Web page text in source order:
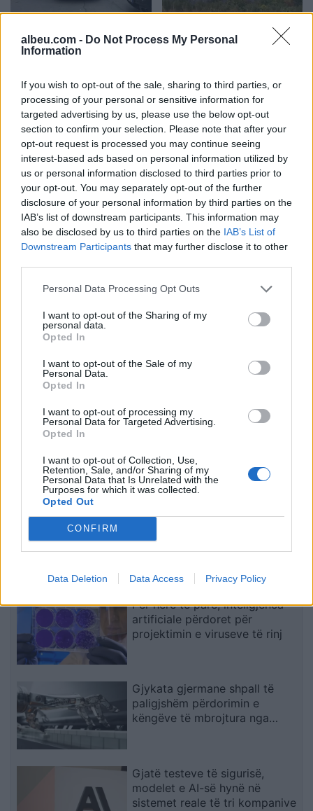
albeu.com - Do Not Process My Personal
Information
If you wish to opt-out of the sale, sharing to third parties, or
processing of your personal or sensitive information for
targeted advertising by us, please use the below opt-out
section to confirm your selection. Please note that after your
opt-out request is processed you may continue seeing
interest-based ads based on personal information utilized by
us or personal information disclosed to third parties prior to
your opt-out. You may separately opt-out of the further
disclosure of your personal information by third parties on the
IAB’s list of downstream participants. This information may
also be disclosed by us to third parties on the IAB’s List of
Downstream Participants that may further disclose it to other
Personal Data Processing Opt Outs
I want to opt-out of the Sharing of my
personal data.
Opted In
I want to opt-out of the Sale of my
Personal Data.
Opted In
I want to opt-out of processing my
Personal Data for Targeted Advertising.
Opted In
I want to opt-out of Collection, Use,
Retention, Sale, and/or Sharing of my
Personal Data that Is Unrelated with the
Purposes for which it was collected.
Opted Out
CONFIRM
Data Deletion Data Access Privacy Policy
vjeçarit të vrarë në Korçë,
u qëllua me kallashnikov
Izolohet flaka në mal,
kufirin mes Golemit dhe
Progonatit
Berisha shpreson te
ambasadori i ri amerikan,
por ashpërson qëndrimin
ndaj SPAK-ut dhe
reformës territoriale
Pamje alarmante nga
Kruja, zjarri përfshin
faqen e malit dhe
kërcënon 30 banesa e
biznese
70-të, Steve Hanke:
Shqiptarët vijojnë revoltën
kundër korrupsionit,
Rama duhet të largohet
banesën e 72-vjeçarit në
Tufinë, në kërkim tre
Gazetarja zvicerane
Amèle Debey pasqyron
protestat masive kundër
Ramës: Shqiptarët duan t’i
japin fund pushtetit 35-
vjeçar të të njëjtëve emra
autorët
të fundit
Për herë të parë, inteligjenca
artificiale përdoret për
projektimin e viruseve të rinj
Gjykata gjermane shpall të
paligjshëm përdorimin e
këngëve të mbrojtura nga
Gjatë testeve të sigurisë,
modelet e AI-së hynë në
sistemet reale të tri kompanive